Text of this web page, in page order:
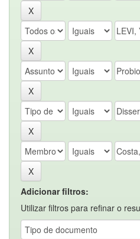
Adicionar filtros:
Utilizar filtros para refinar o